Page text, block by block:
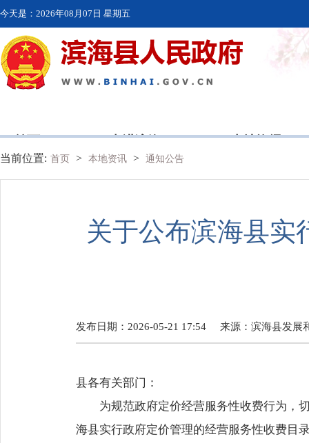
今天是： 2026年08月07日 星期五
首页 走进滨海 本地资讯
当前位置: 首页 > 本地资讯 > 通知公告
关于公布滨海县实
发布日期：2026-05-21 17:54 来源： 滨海县发展
县各有关部门：
为规范政府定价经营服务性收费行为，
海县实行政府定价管理的经营服务性收费目